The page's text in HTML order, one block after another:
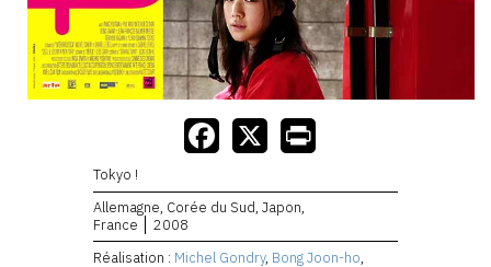
Tokyo !
Allemagne, Corée du Sud, Japon,
France
2008
Réalisation : Michel Gondry, Bong Joon-ho,